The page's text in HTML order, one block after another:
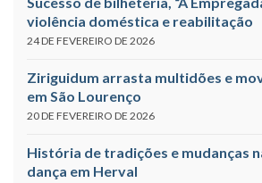
violência doméstica e reabilitação
24 DE FEVEREIRO DE 2026
Ziriguidum arrasta multidões e
em São Lourenço
20 DE FEVEREIRO DE 2026
História de tradições e mudanças
dança em Herval